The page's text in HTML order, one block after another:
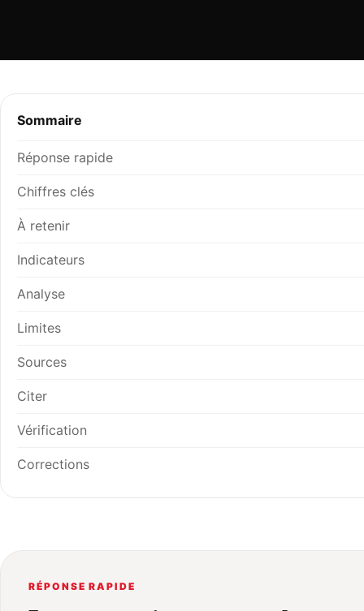
Sommaire
Réponse rapide
Chiffres clés
À retenir
Indicateurs
Analyse
Limites
Sources
Citer
Vérification
Corrections
RÉPONSE RAPIDE